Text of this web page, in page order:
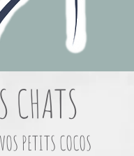
CHATS
PETITS COCOS